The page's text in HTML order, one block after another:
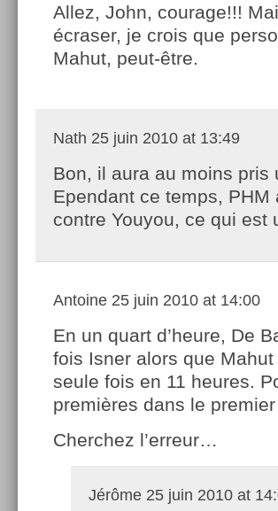
Allez, John, courage!!!
écraser, je crois que
Mahut, peut-être.
Nath 25 juin 2010 at 13:49
Bon, il aura au moins
Ependant ce temps,
contre Youyou, ce qui est
Antoine 25 juin 2010 at 14:00
En un quart d’heure, De
fois Isner alors que Mahut
seule fois en 11 heures.
premières dans le
Cherchez l’erreur…
Jérôme 25 juin 2010 at